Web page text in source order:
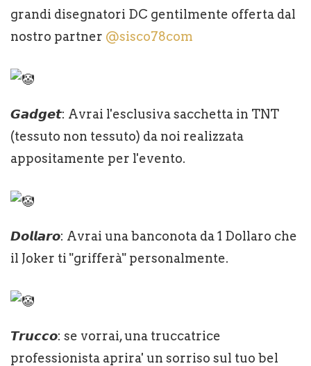
grandi disegnatori DC gentilmente offerta dal
nostro partner @sisco78com
𝙂𝙖𝙙𝙜𝙚𝙩: Avrai l'esclusiva sacchetta in TNT
(tessuto non tessuto) da noi realizzata
appositamente per l'evento.
𝘿𝙤𝙡𝙡𝙖𝙧𝙤: Avrai una banconota da 1 Dollaro che
il Joker ti "grifferà" personalmente.
𝙏𝙧𝙪𝙘𝙘𝙤: se vorrai, una truccatrice
professionista aprira' un sorriso sul tuo bel